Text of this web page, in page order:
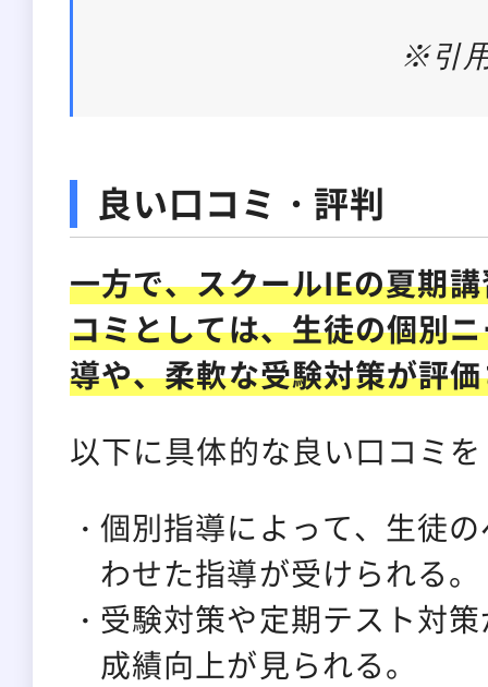
※引
良い口コミ・評判
一方で、スクールIEの夏期
コミとしては、生徒の個別
導や、柔軟な受験対策が評
以下に具体的な良い口コミ
個別指導によって、生徒
わせた指導が受けられる。
受験対策や定期テスト対
成績向上が見られる。